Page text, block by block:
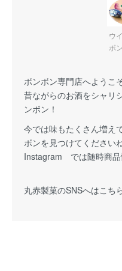
ウ
ボ
ボンボン専門店へようこそ
昔ながらのお酒をシャリ
ンボン！
今では味もたくさん増え
ボンを見つけてください
Instagram では随時商
丸赤製菓のSNSへはこち